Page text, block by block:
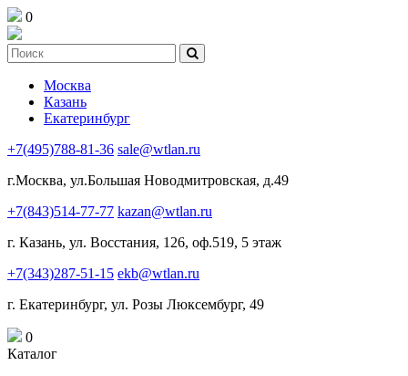
0
Москва
Казань
Екатеринбург
+7(495)788-81-36 sale@wtlan.ru
г.Москва, ул.Большая Новодмитровская, д.49
+7(843)514-77-77 kazan@wtlan.ru
г. Казань, ул. Восстания, 126, оф.519, 5 этаж
+7(343)287-51-15 ekb@wtlan.ru
г. Екатеринбург, ул. Розы Люксембург, 49
0
Каталог